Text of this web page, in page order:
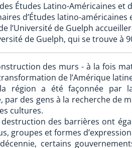
Études Latino-Américaines et
d’Études latino-américaines
l’Université de Guelph
de Guelph, qui se trouve à
des murs - à la fois
de l’Amérique
région a été façonnée par
par des gens à la recherche de
cultures.
des barrières ont
groupes et formes
certains